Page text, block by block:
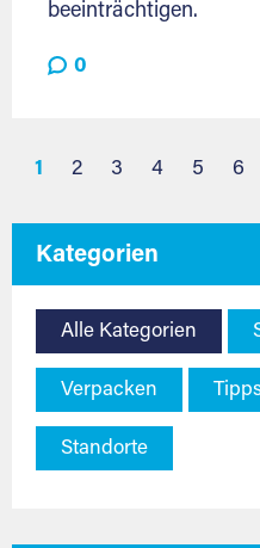
beeinträchtigen.
0
1 2 3 4 5 6
Kategorien
Alle Kategorien
Verpacken
Standorte